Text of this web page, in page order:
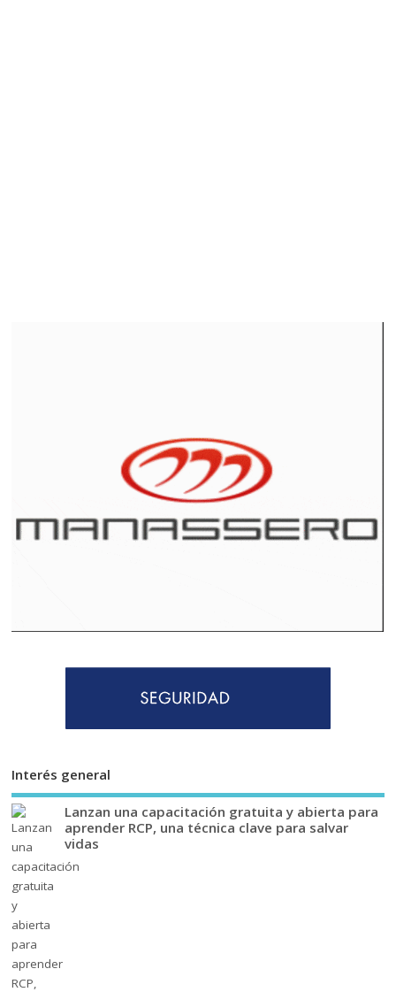
Interés general
Lanzan una capacitación gratuita y abierta para
aprender RCP, una técnica clave para salvar
vidas